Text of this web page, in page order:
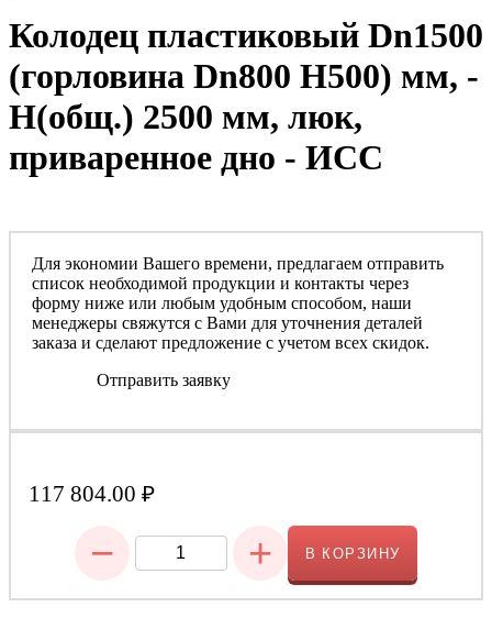
Колодец пластиковый Dn1500
(горловина Dn800 H500) мм, -
H(общ.) 2500 мм, люк,
приваренное дно - ИСС
Для экономии Вашего времени, предлагаем отправить
список необходимой продукции и контакты через
форму ниже или любым удобным способом, наши
менеджеры свяжутся с Вами для уточнения деталей
заказа и сделают предложение с учетом всех скидок.
Отправить заявку
117 804.00 ₽
− + В КОРЗИНУ